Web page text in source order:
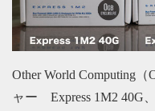
Other World Computing
ャー Express 1M2 40G、